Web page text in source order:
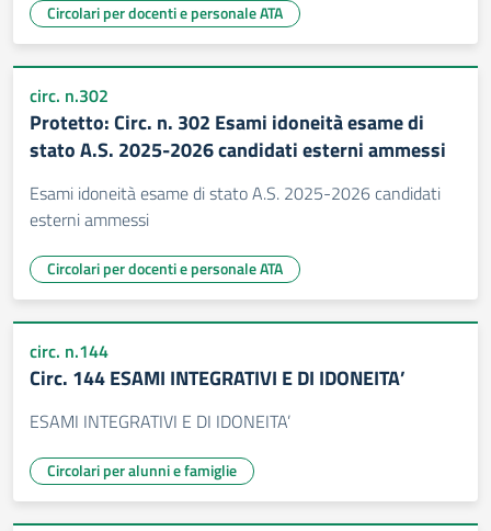
Circolari per docenti e personale ATA
circ. n.302
Protetto: Circ. n. 302 Esami idoneità esame di
stato A.S. 2025-2026 candidati esterni ammessi
Esami idoneità esame di stato A.S. 2025-2026 candidati
esterni ammessi
Circolari per docenti e personale ATA
circ. n.144
Circ. 144 ESAMI INTEGRATIVI E DI IDONEITA’
ESAMI INTEGRATIVI E DI IDONEITA’
Circolari per alunni e famiglie